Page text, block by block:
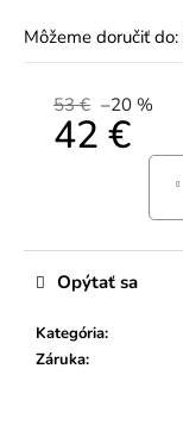
Môžeme doručiť do:
53 € –20 %
42 €
Kategória:
Záruka:
Opýtať sa